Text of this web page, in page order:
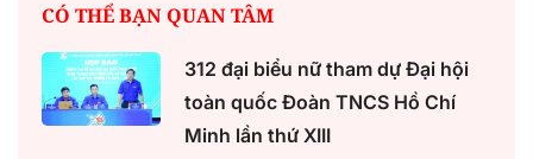
CÓ THỂ BẠN QUAN TÂM
312 đại biểu nữ tham dự Đại hội
toàn quốc Đoàn TNCS Hồ Chí
Minh lần thứ XIII